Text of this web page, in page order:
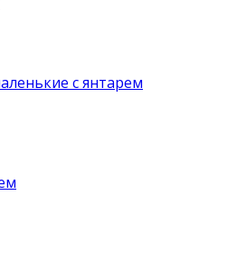
с янтарем